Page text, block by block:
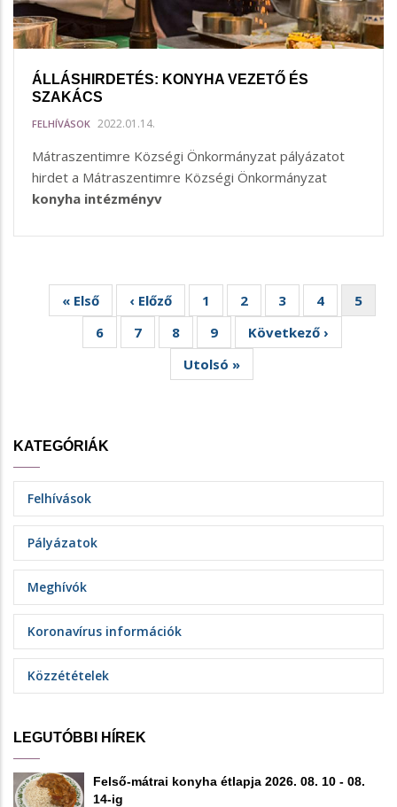
ÁLLÁSHIRDETÉS: KONYHA VEZETŐ ÉS
SZAKÁCS
FELHÍVÁSOK 2022.01.14.
Mátraszentimre Községi Önkormányzat pályázatot
hirdet a Mátraszentimre Községi Önkormányzat
konyha intézményv
Oldalszámozás
Első
oldal
« Első
Előző
oldal
‹ Előző Oldal
1 Oldal
2 Oldal
3 Oldal
4
oldal
5
Oldal
6 Oldal
7 Oldal
8 Oldal
9
Következő
oldal
Következő ›
Utolsó
oldal
Utolsó »
KATEGÓRIÁK
Felhívások
Pályázatok
Meghívók
Koronavírus információk
Közzétételek
LEGUTÓBBI HÍREK
Felső-mátrai konyha étlapja 2026. 08. 10 - 08.
14-ig